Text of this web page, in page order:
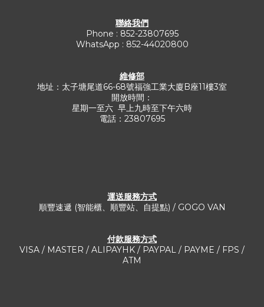
聯絡我們
Phone : 852-23807695
WhatsApp : 852-44020800
維修部
地址：太子塘尾道66-68號福強工業大廈B座11樓3室
開放時間：
星期一至六 早上九時至下午六時
電話：23807695
運送服務方式​
順豐速遞 (智能櫃、順豐站、自提點) / GOGO VAN
付款服務方式
VISA / MASTER / ALIPAYHK / PAYPAL / PAYME / FPS /
ATM